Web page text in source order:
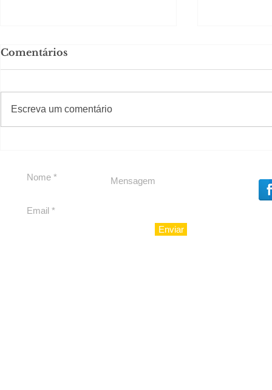
Comentários
Escreva um comentário
#Sugestões
Enviar